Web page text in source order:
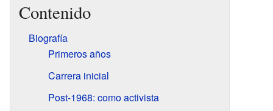
Contenido
Biografía
Primeros años
Carrera inicial
Post-1968: como activista